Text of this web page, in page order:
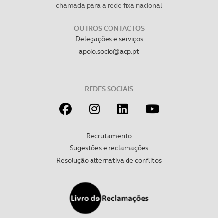
necessário no contexto dos serviços a prestar.
Realçamos que o bloqueio de certo tipo de Cookies e
tecnologias similares pode ter impacto na sua
experiência de navegação no Website e nos serviços
Consulte a política de cookies do site.
chamada para a rede fixa nacional
OUTROS CONTACTOS
Delegações e serviços
apoio.socio@acp.pt
REDES SOCIAIS
Recrutamento
Sugestões e reclamações
Resolução alternativa de conflitos